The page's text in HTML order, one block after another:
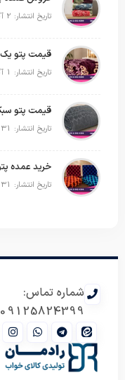
تاریخ انتشار: 2 آگوست 2026
تاریخ انتشار: 1 آگوست 2026
تاریخ انتشار: 31 جولای 2026
تاریخ انتشار: 31 جولای 2026
شماره تماس:
09125824399